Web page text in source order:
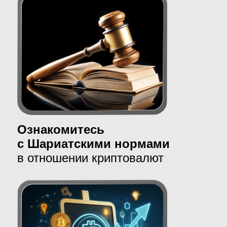
1.Рост
криптовалютного
рынка:
инвесторов (такие как Tesla, PayPal и
даже банки).
Это повышает легитимность рынка и
уменьшает его волатильность.
криптовалют ?